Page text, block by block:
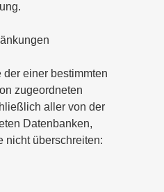
der einer bestimmten
zugeordneten
aller von der
Datenbanken,
nicht überschreiten: